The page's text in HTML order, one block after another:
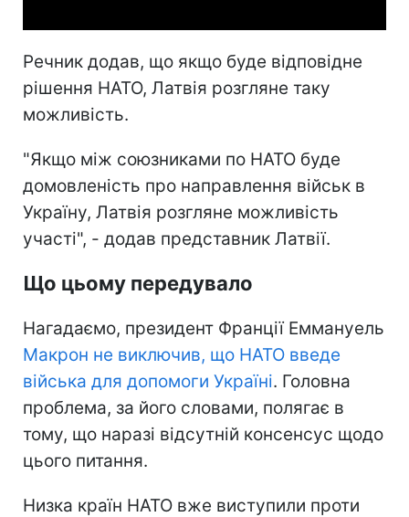
Речник додав, що якщо буде відповідне
рішення НАТО, Латвія розгляне таку
можливість.
"Якщо між союзниками по НАТО буде
домовленість про направлення військ в
Україну, Латвія розгляне можливість
участі", - додав представник Латвії.
Що цьому передувало
Нагадаємо, президент Франції Еммануель
Макрон не виключив, що НАТО введе
війська для допомоги Україні. Головна
проблема, за його словами, полягає в
тому, що наразі відсутній консенсус щодо
цього питання.
Низка країн НАТО вже виступили проти